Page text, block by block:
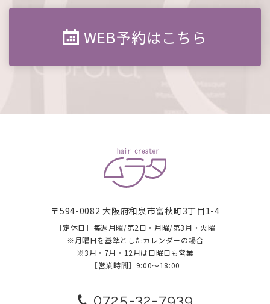
WEB予約はこちら
〒594-0082 大阪府和泉市富秋町3丁目1-4
［定休日］毎週月曜/第2日・月曜/第3月・火曜
​​​​​​​※月曜日を基準としたカレンダーの場合
※3月・7月・12月は日曜日も営業
［営業時間］9:00～18:00
0725-32-7939